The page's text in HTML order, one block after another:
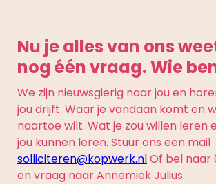
Nu je alles van ons
nog één vraag. Wie
We zijn nieuwsgierig naar jou en
jou drijft. Waar je vandaan komt en
naartoe wilt. Wat je zou willen leren
jou kunnen leren. Stuur ons een mail
solliciteren@kopwerk.nlOf bel naar
en vraag naar Annemiek Julius